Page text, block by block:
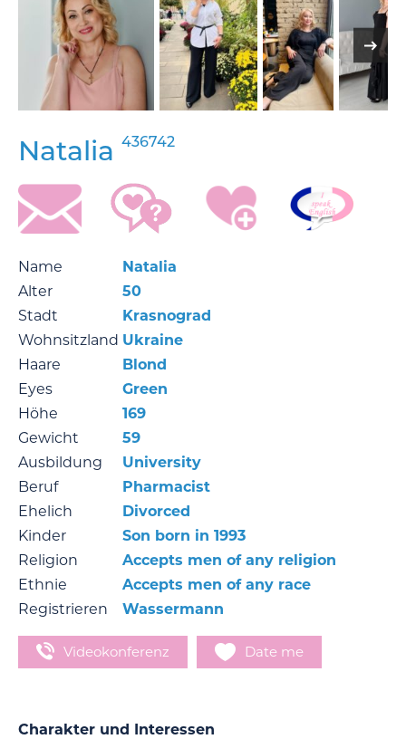
Natalia 436742
Name
Natalia
Alter
50
Stadt
Krasnograd
Wohnsitzland Ukraine
Haare
Blond
Eyes
Green
Höhe
169
Gewicht
59
Ausbildung
University
Beruf
Pharmacist
Ehelich
Divorced
Kinder
Son born in 1993
Religion
Accepts men of any religion
Ethnie
Accepts men of any race
Registrieren
Wassermann
Videokonferenz Date me
Charakter und Interessen